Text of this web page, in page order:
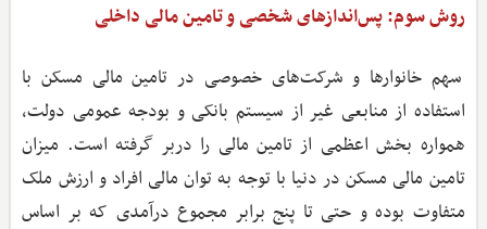
روش سوم: پس‌اندازهای شخصی و تامین مالی داخلی
سهم خانوارها و شرکت‌های خصوصی در تامین مالی مسکن با
استفاده از منابعی غیر از سیستم بانکی و بودجه عمومی دولت،
همواره بخش اعظمی از تامین مالی را دربر گرفته است. میزان
تامین مالی مسکن در دنیا با توجه به توان مالی افراد و ارزش ملک
متفاوت بوده و حتی تا پنج برابر مجموع درآمدی که بر اساس